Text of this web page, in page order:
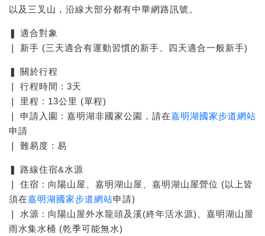
以及三叉山，沿線大部分都有中華網路訊號。
❚ 適合對象
❘ 新手 (三天適合有運動習慣的新手、四天適合一般新手)
❚ 關於行程
❘ 行程時間 : 3天
❘ 里程 : 13公里 (單程)
❘ 申請入園 : 嘉明湖非國家公園，請在嘉明湖國家步道網站
申請
❘ 難易度 : 易
❚ 路線住宿&水源
❘ 住宿 : 向陽山屋、嘉明湖山屋、嘉明湖山屋營位 (以上皆
須在嘉明湖國家步道網站申請)
❘ 水源 : 向陽山屋外水龍頭及溪(終年活水源)、嘉明湖山屋
雨水集水桶 (乾季可能無水)